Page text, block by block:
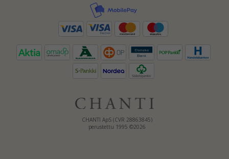
CHANTI ApS (CVR 28863845)
perustettu 1995 ©2026